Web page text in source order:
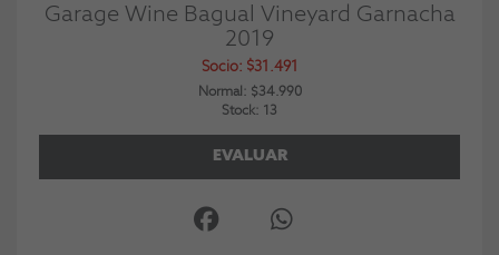
Garage Wine Bagual Vineyard Garnacha
2019
Socio: $31.491
Normal: $34.990
Stock: 13
EVALUAR